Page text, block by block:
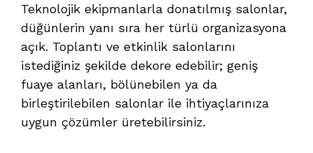
Teknolojik ekipmanlarla donatılmış salonlar,
düğünlerin yanı sıra her türlü organizasyona
açık. Toplantı ve etkinlik salonlarını
istediğiniz şekilde dekore edebilir; geniş
fuaye alanları, bölünebilen ya da
birleştirilebilen salonlar ile ihtiyaçlarınıza
uygun çözümler üretebilirsiniz.